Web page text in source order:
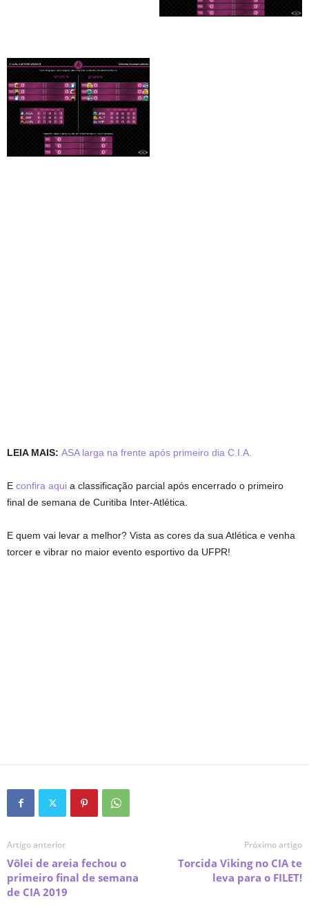
LEIA MAIS: ASA larga na frente após primeiro dia C.I.A.
E confira aqui a classificação parcial após encerrado o primeiro
final de semana de Curitiba Inter-Atlética.
E quem vai levar a melhor? Vista as cores da sua Atlética e venha
torcer e vibrar no maior evento esportivo da UFPR!
Artigo anterior
Vôlei de areia fechou o
primeiro final de semana
de CIA 2019
Próximo artigo
Torcida Viking no CIA te
leva para o FILET!